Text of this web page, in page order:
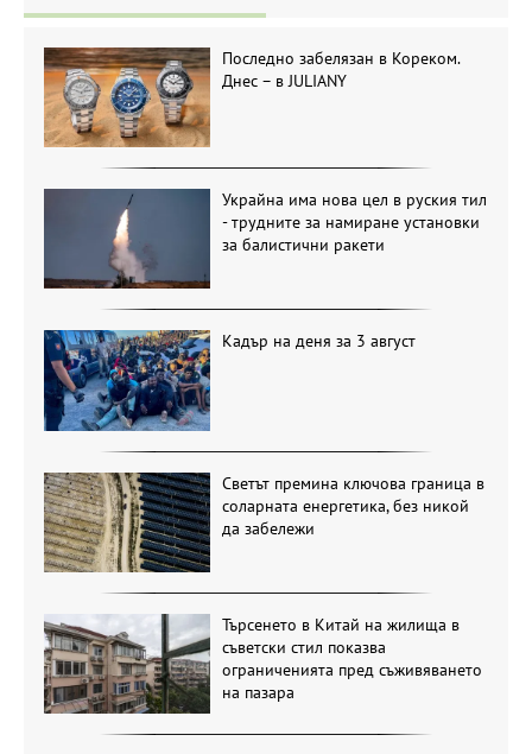
Последно забелязан в Кореком.
Днес – в JULIANY
Украйна има нова цел в руския тил
- трудните за намиране установки
за балистични ракети
Кадър на деня за 3 август
Светът премина ключова граница в
соларната енергетика, без никой
да забележи
Търсенето в Китай на жилища в
съветски стил показва
ограниченията пред съживяването
на пазара